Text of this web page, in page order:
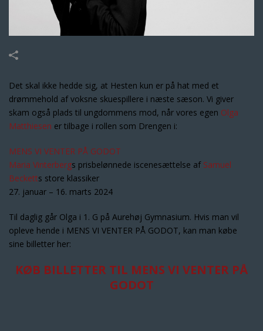
Det skal ikke hedde sig, at Hesten kun er på hat med et
drømmehold af voksne skuespillere i næste sæson. Vi giver
skam også plads til ungdommens mod, når vores egen Olga
Matthiesen er tilbage i rollen som Drengen i:
MENS VI VENTER PÅ GODOT
Maria Vinterbergs prisbelønnede iscenesættelse af Samuel
Becketts store klassiker
27. januar – 16. marts 2024
Til daglig går Olga i 1. G på Aurehøj Gymnasium. Hvis man vil
opleve hende i MENS VI VENTER PÅ GODOT, kan man købe
sine billetter her:
KØB BILLETTER TIL MENS VI VENTER PÅ
GODOT